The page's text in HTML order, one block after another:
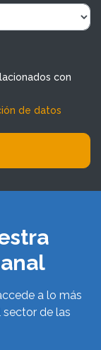
con
de datos
a lo más
de las